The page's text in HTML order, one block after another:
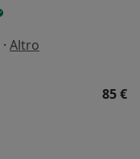
· Altro
85 €